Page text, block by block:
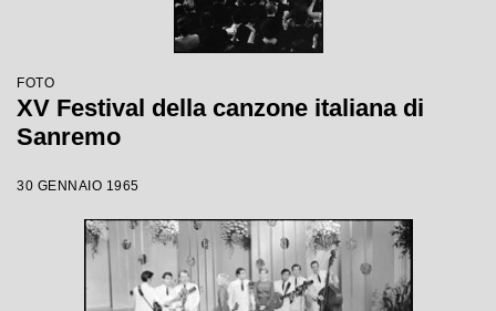
FOTO
XV Festival della canzone italiana di
Sanremo
30 GENNAIO 1965